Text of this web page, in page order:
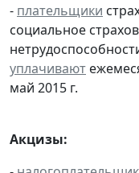
- плательщики
социальное
уплачивают
май 2015 г.
Акцизы: